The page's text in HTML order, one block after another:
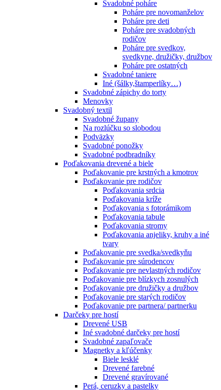
Svadobné poháre
Poháre pre novomanželov
Poháre pre deti
Poháre pre svadobných
rodičov
Poháre pre svedkov,
svedkyne, družičky, družbov
Poháre pre ostatných
Svadobné taniere
Iné (šálky,štamperlíky…)
Svadobné zápichy do torty
Menovky
Svadobný textil
Svadobné župany
Na rozlúčku so slobodou
Podväzky
Svadobné ponožky
Svadobné podbradníky
Poďakovania drevené a biele
Poďakovanie pre krstných a kmotrov
Poďakovanie pre rodičov
Poďakovania srdcia
Poďakovania kríže
Poďakovania s fotorámikom
Poďakovania tabule
Poďakovania stromy
Poďakovania anjeliky, kruhy a iné
tvary
Poďakovanie pre svedka/svedkyňu
Poďakovanie pre súrodencov
Poďakovanie pre nevlastných rodičov
Poďakovanie pre blízkych zosnulých
Poďakovanie pre družičky a družbov
Poďakovanie pre starých rodičov
Poďakovanie pre partnera/ partnerku
Darčeky pre hostí
Drevené USB
Iné svadobné darčeky pre hostí
Svadobné zapaľovače
Magnetky a kľúčenky
Biele lesklé
Drevené farebné
Drevené gravírované
Perá, ceruzky a pastelky